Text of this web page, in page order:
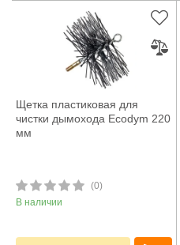
Щетка пластиковая для
чистки дымохода Ecodym 220
мм
(0)
В наличии